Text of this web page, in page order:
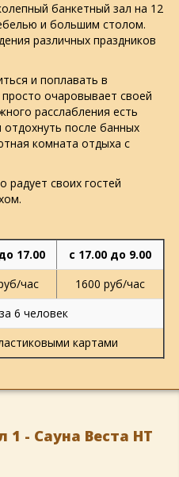
банкетный зал на 12
и большим столом.
различных праздников
и поплавать в
очаровывает своей
расслабления есть
отдохнуть после банных
комната отдыха с
радует своих гостей
17.00
с 17.00 до 9.00
час
1600 руб/час
6 человек
картами
1 - Сауна Веста НТ